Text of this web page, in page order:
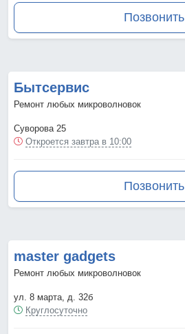
Позвонить
Бытсервис
Ремонт любых микроволновок
Суворова 25
Откроется завтра в 10:00
Позвонить
master gadgets
Ремонт любых микроволновок
ул. 8 марта, д. 32б
Круглосуточно